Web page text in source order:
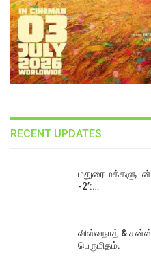
RECENT UPDATES
மதுரை மக்களுடன்
-2’:…
விஸ்வநாத் & சன்ஸ்
பெருமிதம்.